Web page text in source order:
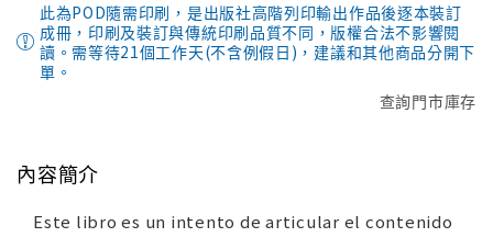
此為POD隨需印刷，是出版社高階列印輸出作品後逐本裝訂
成冊，印刷及裝訂與傳統印刷品質不同，版權合法不影響閱
讀。需等待21個工作天(不含例假日)，建議和其他商品分開下
單。
查詢門市庫存
內容簡介
Este libro es un intento de articular el contenido